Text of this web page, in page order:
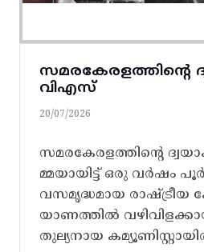
സമരകേരളത്തിൻ്റെ
വിഎസ്
20/07/2026
സമരകേരളത്തിൻ്റെ
മ്മയായിട്ട് ഒരു വർഷം
വസമൃദ്ധമായ രാഷ്ട്രീയ
യാണത്തിൽ
തുല്യനായ